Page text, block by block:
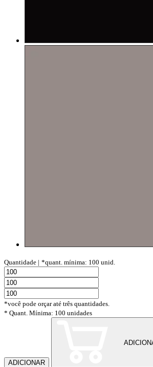
Quantidade | *quant. mínima: 100 unid.
*você pode orçar até três quantidades.
* Quant. Mínima: 100 unidades
ADICIONAR